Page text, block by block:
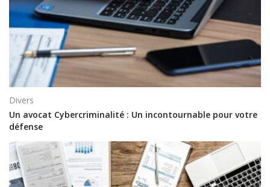
Divers
Un avocat Cybercriminalité : Un incontournable pour votre
défense